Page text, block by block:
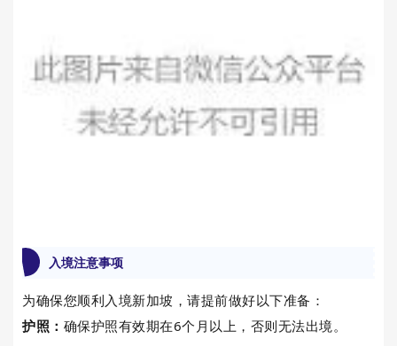
入境注意事项
为确保您顺利入境新加坡，请提前做好以下准备：
护照： 确保护照有效期在6个月以上，否则无法出境。